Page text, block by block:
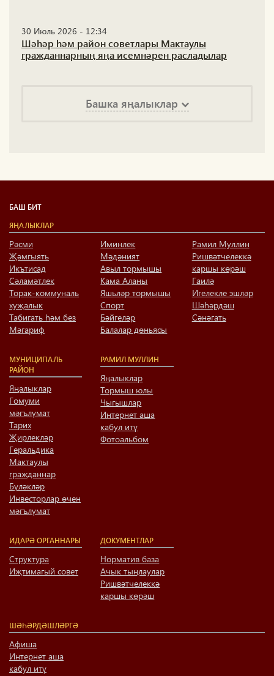
30 Июль 2026 - 12:34
Шәһәр һәм район советлары Мактаулы
гражданнарның яңа исемнәрен расладылар
Башка яңалыклар
БАШ БИТ
ЯҢАЛЫКЛАР
Рәсми
Җәмгыять
Икътисад
Сәламәтлек
Торак-коммуналь
хуҗалык
Табигать һәм без
Мәгариф
Иминлек
Мәдәният
Авыл тормышы
Кама Аланы
Яшьләр тормышы
Спорт
Бәйгеләр
Балалар дөньясы
Рамил Муллин
Ришвәтчелеккә
каршы көрәш
Гаилә
Игелекле эшләр
Шәһәрдәш
Сәнәгать
МУНИЦИПАЛЬ
РАЙОН
Яңалыклар
Гомуми
мәгълүмат
Тарих
Җирлекләр
Геральдика
Мактаулы
гражданнар
Бүләкләр
Инвесторлар өчен
мәгълүмат
РАМИЛ МУЛЛИН
Яңалыклар
Тормыш юлы
Чыгышлар
Интернет аша
кабул итү
Фотоальбом
ИДАРӘ ОРГАННАРЫ
Структура
Иҗтимагый совет
ДОКУМЕНТЛАР
Норматив база
Ачык тыңлаулар
Ришвәтчелеккә
каршы көрәш
ШӘҺӘРДӘШЛӘРГӘ
Афиша
Интернет аша
кабул итү